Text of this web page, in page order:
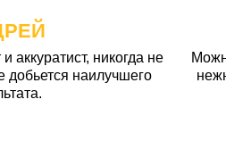
аккуратист, никогда не
добьется наилучшего